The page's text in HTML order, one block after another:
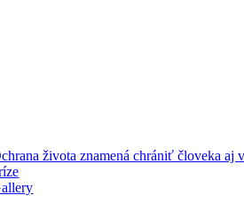
života znamená chrániť človeka aj